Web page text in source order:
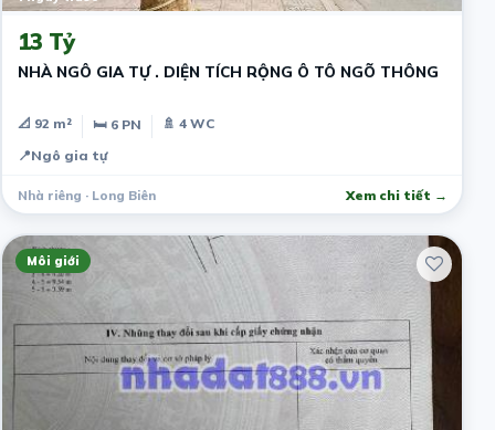
13 Tỷ
NHÀ NGÔ GIA TỰ . DIỆN TÍCH RỘNG Ô TÔ NGÕ THÔNG
📐 92 m² 🛏 6 PN
🚿 4 WC
📍Ngô gia tự
Nhà riêng · Long Biên Xem chi tiết →
Môi giới